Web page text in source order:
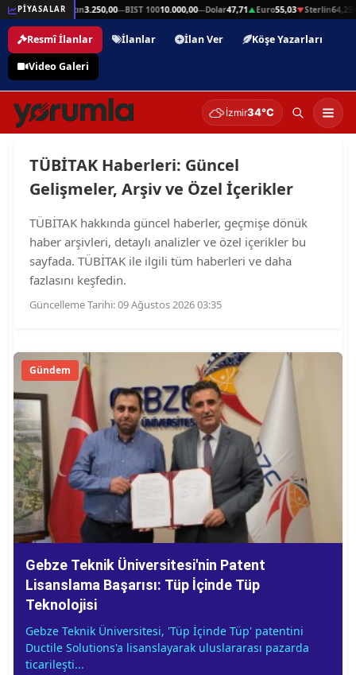
PİYASALAR
64,25▲Gram Altın3.250,00—BIST 10010.000,00—Dolar47,71▲Euro55,03▼Sterlin64,25 ▲
Resmî İlanlar İlanlar İlan Ver
Köşe Yazarları
Video Galeri
İzmir34°C
TÜBİTAK Haberleri: Güncel
Gelişmeler, Arşiv ve Özel İçerikler
TÜBİTAK hakkında güncel haberler, geçmişe dönük
haber arşivleri, detaylı analizler ve özel içerikler bu
sayfada. TÜBİTAK ile ilgili tüm haberleri ve daha
fazlasını keşfedin.
Güncelleme Tarihi: 09 Ağustos 2026 03:35
Gündem
Gebze Teknik Üniversitesi'nin Patent
Lisanslama Başarısı: Tüp İçinde Tüp
Teknolojisi
Gebze Teknik Üniversitesi, 'Tüp İçinde Tüp' patentini
Ductile Solutions'a lisanslayarak uluslararası pazarda
ticarileşti...